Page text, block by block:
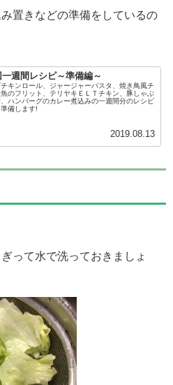
置きなどの準備をしているの
週間レシピ～準備編～
キンロール、ジャージャーパスタ、焼き鳥風チ
のフリット、テリヤキＥＬＴチキン、豚しゃぶ
ハンバーグのカレー煮込みの一週間分のレシピ
備します!
2019.08.13
って水で洗っておきましょ